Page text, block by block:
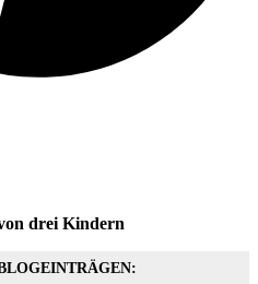
drei Kindern